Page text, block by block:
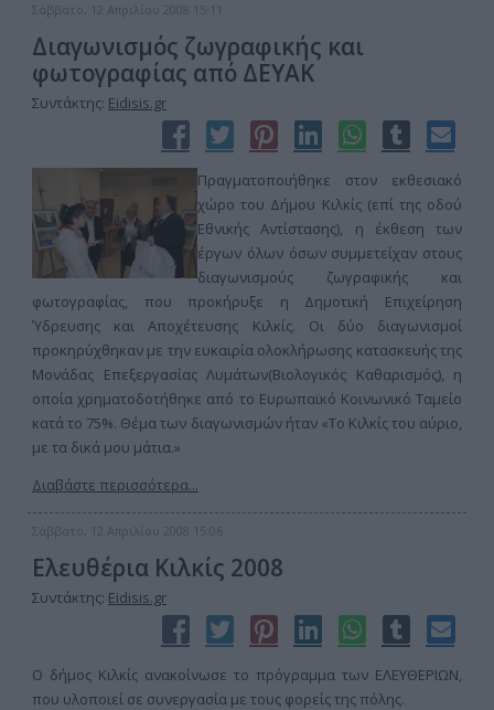
Σάββατο, 12 Απριλίου 2008 15:11
Διαγωνισμός ζωγραφικής και
φωτογραφίας από ΔΕΥΑΚ
Συντάκτης: Eidisis.gr
Πραγματοποιήθηκε στον εκθεσιακό
χώρο του Δήμου Κιλκίς (επί της οδού
Εθνικής Αντίστασης), η έκθεση των
έργων όλων όσων συμμετείχαν στους
διαγωνισμούς ζωγραφικής και
φωτογραφίας, που προκήρυξε η Δημοτική Επιχείρηση
Ύδρευσης και Αποχέτευσης Κιλκίς. Οι δύο διαγωνισμοί
προκηρύχθηκαν με την ευκαιρία ολοκλήρωσης κατασκευής της
Μονάδας Επεξεργασίας Λυμάτων(Βιολογικός Καθαρισμός), η
οποία χρηματοδοτήθηκε από το Ευρωπαϊκό Κοινωνικό Ταμείο
κατά το 75%. Θέμα των διαγωνισμών ήταν «Το Κιλκίς του αύριο,
με τα δικά μου μάτια.»
Διαβάστε περισσότερα...
Σάββατο, 12 Απριλίου 2008 15:06
Ελευθέρια Κιλκίς 2008
Συντάκτης: Eidisis.gr
Ο δήμος Κιλκίς ανακοίνωσε το πρόγραμμα των ΕΛΕΥΘΕΡΙΩΝ,
που υλοποιεί σε συνεργασία με τους φορείς της πόλης.